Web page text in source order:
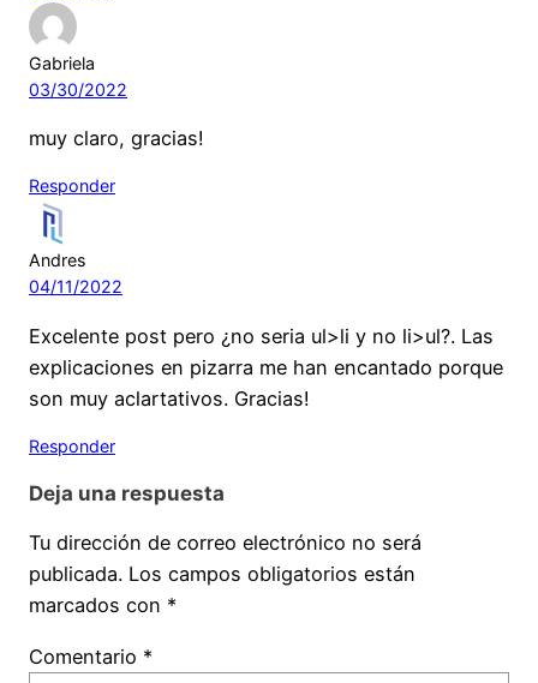
Gabriela
03/30/2022
muy claro, gracias!
Responder
Andres
04/11/2022
Excelente post pero ¿no seria ul>li y no li>ul?. Las
explicaciones en pizarra me han encantado porque
son muy aclartativos. Gracias!
Responder
Deja una respuesta
Tu dirección de correo electrónico no será
publicada. Los campos obligatorios están
marcados con *
Comentario *